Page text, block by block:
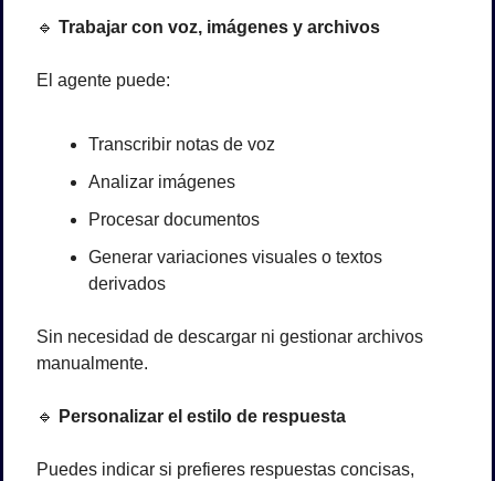
🔹 Trabajar con voz, imágenes y archivos
El agente puede:
Transcribir notas de voz
Analizar imágenes
Procesar documentos
Generar variaciones visuales o textos
derivados
Sin necesidad de descargar ni gestionar archivos
manualmente.
🔹 Personalizar el estilo de respuesta
Puedes indicar si prefieres respuestas concisas,